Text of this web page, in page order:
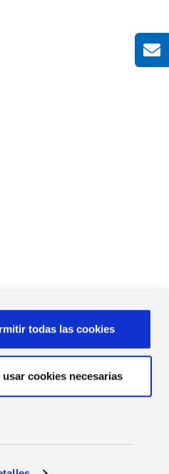
todas las cookies
usar cookies necesarias